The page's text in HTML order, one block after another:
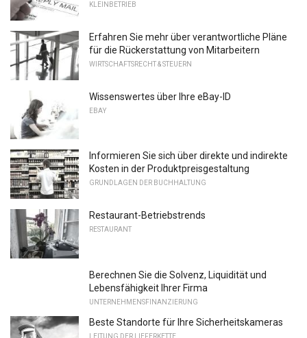
KLEINBETRIEB
Erfahren Sie mehr über verantwortliche Pläne
für die Rückerstattung von Mitarbeitern
WIRTSCHAFTSRECHT & STEUERN
Wissenswertes über Ihre eBay-ID
EBAY
Informieren Sie sich über direkte und indirekte
Kosten in der Produktpreisgestaltung
GRUNDLAGEN DER BUCHHALTUNG
Restaurant-Betriebstrends
RESTAURANT
Berechnen Sie die Solvenz, Liquidität und
Lebensfähigkeit Ihrer Firma
UNTERNEHMENSFINANZIERUNG
Beste Standorte für Ihre Sicherheitskameras
LEITUNG DER LIEFERKETTE